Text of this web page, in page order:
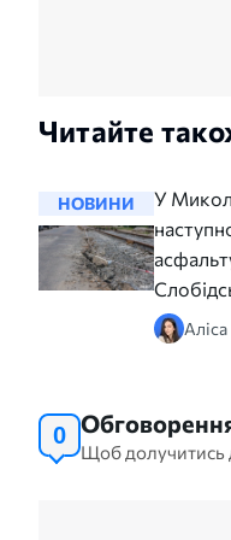
Читайте
НОВИНИ
У
0
Щоб долучитись